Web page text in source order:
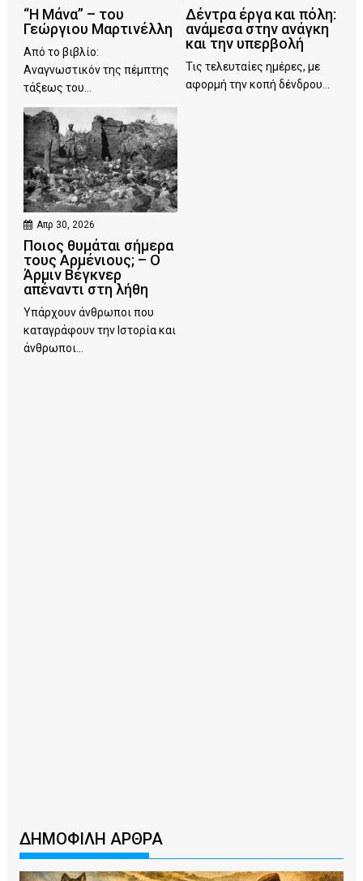
“Η Μάνα” – του
Γεώργιου Μαρτινέλλη
Από το βιβλίο:
Αναγνωστικόν της πέμπτης
τάξεως του...
Δέντρα έργα και πόλη:
ανάμεσα στην ανάγκη
και την υπερβολή
Τις τελευταίες ημέρες, με
αφορμή την κοπή δένδρου...
Απρ 30, 2026
Ποιος θυμάται σήμερα
τους Αρμένιους; – Ο
Άρμιν Βέγκνερ
απέναντι στη λήθη
Υπάρχουν άνθρωποι που
καταγράφουν την Ιστορία και
άνθρωποι...
ΔΗΜΟΦΙΛΗ ΑΡΘΡΑ